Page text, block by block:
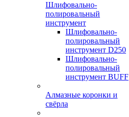
Шлифовально-
полировальный
инструмент
Шлифовально-
полировальный
инструмент D250
Шлифовально-
полировальный
инструмент BUFF
Алмазные коронки и
свёрла